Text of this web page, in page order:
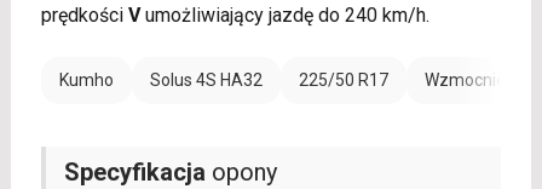
prędkości Vumożliwiający jazdę do 240 km/h.
Kumho Solus 4S HA32 225/50 R17 Wzmocnienie
Specyfikacja opony